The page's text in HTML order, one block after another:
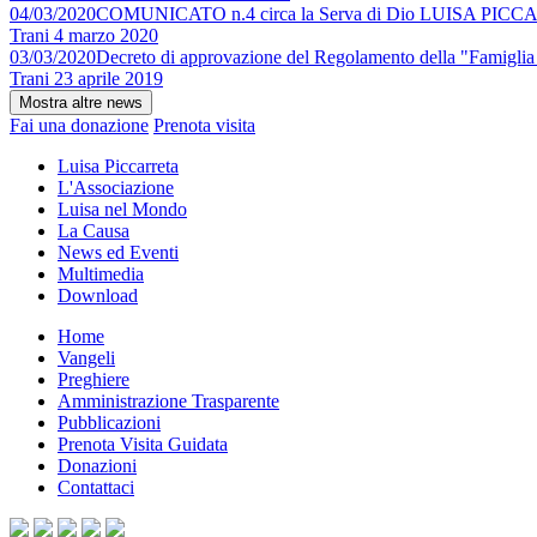
04/03/2020COMUNICATO n.4 circa la Serva di Dio LUISA
Trani 4 marzo 2020
03/03/2020Decreto di approvazione del Regolamento della
Trani 23 aprile 2019
Fai una donazione Prenota visita
Luisa Piccarreta
L'Associazione
Luisa nel Mondo
La Causa
News ed Eventi
Multimedia
Download
Home
Vangeli
Preghiere
Amministrazione Trasparente
Pubblicazioni
Prenota Visita Guidata
Donazioni
Contattaci